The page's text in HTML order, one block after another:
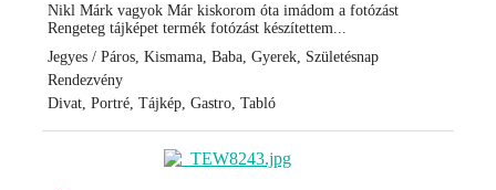
Nikl Márk vagyok Már kiskorom óta imádom a fotózást
Rengeteg tájképet termék fotózást készítettem...
Jegyes / Páros, Kismama, Baba, Gyerek, Születésnap
Rendezvény
Divat, Portré, Tájkép, Gastro, Tabló